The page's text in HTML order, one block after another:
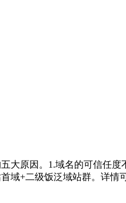
大原因。1.域名的可信任
域+二级饭泛域站群。详情